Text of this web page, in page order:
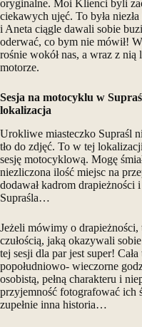
oryginalne. Moi Klienci byli
ciekawych ujęć. To była
i Aneta ciągle dawali sobie
oderwać, co bym nie mówił!
rośnie wokół nas, a wraz z nią
motorze.
Sesja na motocyklu w
lokalizacja
Urokliwe miasteczko Supraśl
tło do zdjęć. To w tej
sesję motocyklową. Mogę
niezliczona ilość miejsc na
dodawał kadrom drapieżności
Supraśla…
Jeżeli mówimy o drapieżności,
czułością, jaką okazywali
tej sesji dla parjest super! Cała
popołudniowo- wieczorne
osobistą, pełną charakteru i
przyjemność fotografować ich
zupełnie inna historia…